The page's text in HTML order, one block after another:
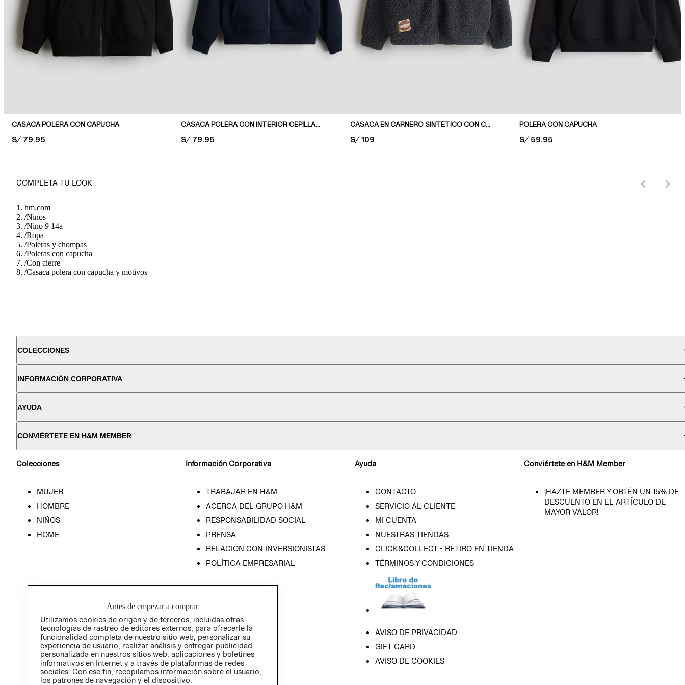
CASACA POLERA CON CAPUCHA
PRICE:
S/ 79.95
CASACA POLERA CON INTERIOR CEPILLADO
PRICE:
S/ 79.95
CASACA EN CARNERO SINTÉTICO CON CAPUCHA
PRICE:
S/ 109
POLERA CON CAPUCHA
PRICE:
S/ 59.95
COMPLETA TU LOOK
hm.com
/Ninos
/Nino 9 14a
/Ropa
/Poleras y chompas
/Poleras con capucha
/Con cierre
/Casaca polera con capucha y motivos
COLECCIONES
INFORMACIÓN CORPORATIVA
AYUDA
CONVIÉRTETE EN H&M MEMBER
Colecciones
MUJER
HOMBRE
NIÑOS
HOME
Información Corporativa
TRABAJAR EN H&M
ACERCA DEL GRUPO H&M
RESPONSABILIDAD SOCIAL
PRENSA
RELACIÓN CON INVERSIONISTAS
POLÍTICA EMPRESARIAL
Ayuda
CONTACTO
SERVICIO AL CLIENTE
MI CUENTA
NUESTRAS TIENDAS
CLICK&COLLECT - RETIRO EN TIENDA
TÉRMINOS Y CONDICIONES
AVISO DE PRIVACIDAD
GIFT CARD
AVISO DE COOKIES
Conviértete en H&M Member
¡HAZTE MEMBER Y OBTÉN UN 15% DE
DESCUENTO EN EL ARTÍCULO DE
MAYOR VALOR!
Antes de empezar a comprar
Utilizamos cookies de origen y de terceros, incluidas otras
tecnologías de rastreo de editores externos, para ofrecerle la
funcionalidad completa de nuestro sitio web, personalizar su
experiencia de usuario, realizar análisis y entregar publicidad
personalizada en nuestros sitios web, aplicaciones y boletines
informativos en Internet y a través de plataformas de redes
sociales. Con ese fin, recopilamos información sobre el usuario,
los patrones de navegación y el dispositivo.